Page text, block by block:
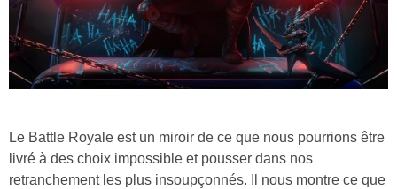
Le Battle Royale est un miroir de ce que nous pourrions être
livré à des choix impossible et pousser dans nos
retranchement les plus insoupçonnés. Il nous montre ce que